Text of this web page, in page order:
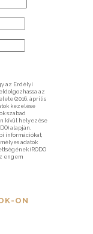
az Erdélyi
az
(2016. április
kezelése
szabad
kívül helyezése
alapján.
információkat,
adatok
(RODO
engem
ON